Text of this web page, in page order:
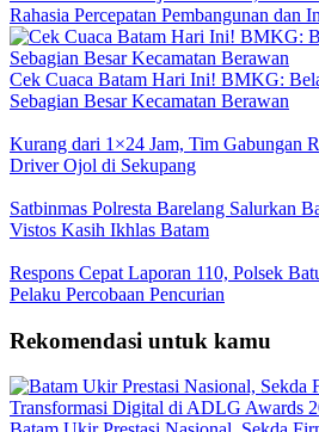
Rahasia Percepatan Pembangunan dan
Cek Cuaca Batam Hari Ini! BMKG:
Sebagian Besar Kecamatan Berawan
Kurang dari 1×24 Jam, Tim Gabungan
Driver Ojol di Sekupang
Satbinmas Polresta Barelang Salurkan
Vistos Kasih Ikhlas Batam
Respons Cepat Laporan 110, Polsek
Pelaku Percobaan Pencurian
Rekomendasi untuk kamu